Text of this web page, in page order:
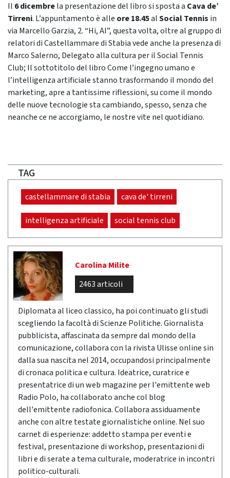
Il 6 dicembrela presentazione del libro si sposta a Cava de’
Tirreni. L’appuntamento è alle ore 18.45alSocial Tennis in
via Marcello Garzia, 2. “Hi, AI”, questa volta, oltre al gruppo di
relatori di Castellammare di Stabia vede anche la presenza di
Marco Salerno, Delegato alla cultura per il Social Tennis
Club; Il sottotitolo del libro Come l’ingegno umano e
l’intelligenza artificiale stanno trasformando il mondo del
marketing, apre a tantissime riflessioni, su come il mondo
delle nuove tecnologie sta cambiando, spesso, senza che
neanche ce ne accorgiamo, le nostre vite nel quotidiano.
TAG
castellammare di stabia cava de' tirreni
intelligenza artificiale social tennis club
Carolina Milite
2463 articoli
Diplomata al liceo classico, ha poi continuato gli studi
scegliendo la facoltà di Scienze Politiche. Giornalista
pubblicista, affascinata da sempre dal mondo della
comunicazione, collabora con la rivista Ulisse online sin
dalla sua nascita nel 2014, occupandosi principalmente
di cronaca politica e cultura. Ideatrice, curatrice e
presentatrice di un web magazine per l'emittente web
Radio Polo, ha collaborato anche col blog
dell'emittente radiofonica. Collabora assiduamente
anche con altre testate giornalistiche online. Nel suo
carnet di esperienze: addetto stampa per eventi e
festival, presentazione di workshop, presentazioni di
libri e di serate a tema culturale, moderatrice in incontri
politico-culturali.